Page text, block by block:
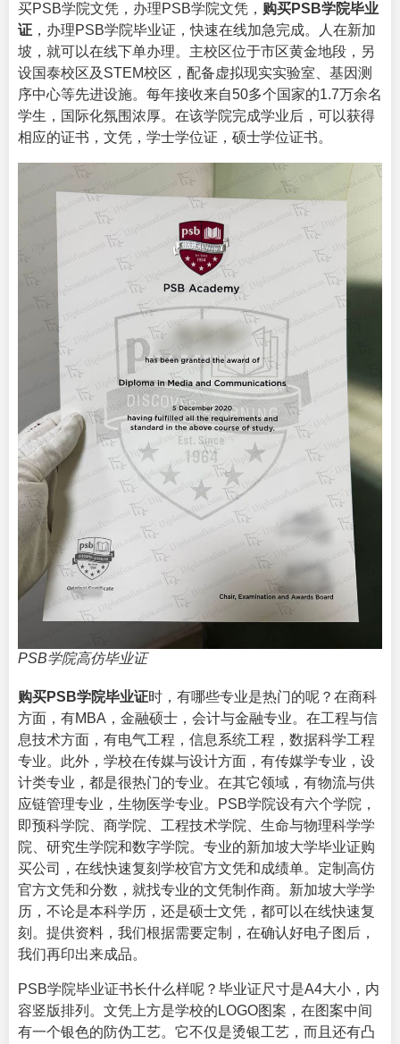
买PSB学院文凭，办理PSB学院文凭， 购买PSB学院毕业
证 ，办理PSB学院毕业证，快速在线加急完成。人在新加
坡，就可以在线下单办理。主校区位于市区黄金地段，另
设国泰校区及STEM校区，配备虚拟现实实验室、基因测
序中心等先进设施‌。每年接收来自50多个国家的1.7万余名
学生，国际化氛围浓厚‌。在该学院完成学业后，可以获得
相应的证书，文凭，学士学位证，硕士学位证书。
PSB学院高仿毕业证
购买PSB学院毕业证时，有哪些专业是热门的呢？在商科
方面，有MBA，金融硕士，会计与金融专业。在工程与信
息技术方面，有电气工程，信息系统工程，数据科学工程
专业。此外，学校在传媒与设计方面，有传媒学专业，设
计类专业，都是很热门的专业。在其它领域，有物流与供
应链管理专业，生物医学专业。PSB学院设有六个学院，
即预科学院、商学院、工程技术学院、生命与物理科学学
院、研究生学院和数字学院。专业的新加坡大学毕业证购
买公司，在线快速复刻学校官方文凭和成绩单。定制高仿
官方文凭和分数，就找专业的文凭制作商。新加坡大学学
历，不论是本科学历，还是硕士文凭，都可以在线快速复
刻。提供资料，我们根据需要定制，在确认好电子图后，
我们再印出来成品。
PSB学院毕业证书长什么样呢？毕业证尺寸是A4大小，内
容竖版排列。文凭上方是学校的LOGO图案，在图案中间
有一个银色的防伪工艺。它不仅是烫银工艺，而且还有凸